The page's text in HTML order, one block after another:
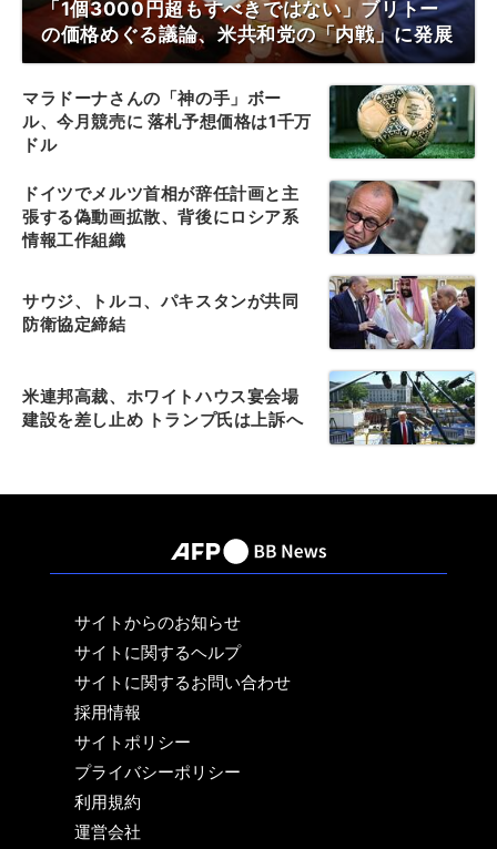
「1個3000円超もすべきではない」ブリトー
の価格めぐる議論、米共和党の「内戦」に発展
マラドーナさんの「神の手」ボー
ル、今月競売に 落札予想価格は1千万
ドル
ドイツでメルツ首相が辞任計画と主
張する偽動画拡散、背後にロシア系
情報工作組織
サウジ、トルコ、パキスタンが共同
防衛協定締結
米連邦高裁、ホワイトハウス宴会場
建設を差し止め トランプ氏は上訴へ
サイトからのお知らせ
サイトに関するヘルプ
サイトに関するお問い合わせ
採用情報
サイトポリシー
プライバシーポリシー
利用規約
運営会社